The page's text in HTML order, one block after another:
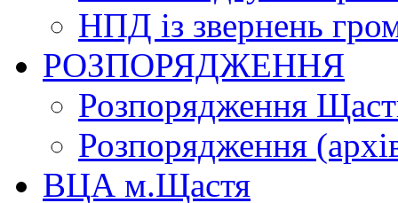
НПД із звернень
РОЗПОРЯДЖЕННЯ
Розпорядження
Розпорядження
ВЦА м.Щастя